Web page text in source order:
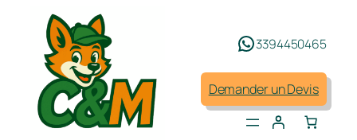
contenu
3394450465
Demander un Devis